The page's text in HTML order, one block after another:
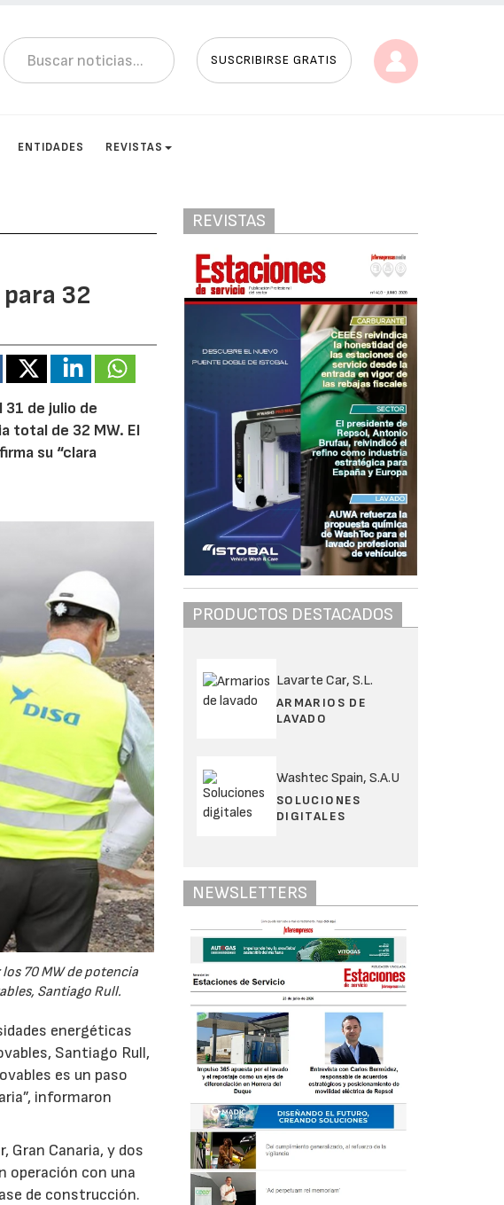
SUSCRIBIRSE GRATIS
ENTIDADES REVISTAS
32
de julio de
total de 32 MW. El
su “clara
70 MW de potencia
Santiago Rull.
energéticas
Santiago Rull,
es un paso
informaron
Gran Canaria, y dos
operación con una
de construcción.
REVISTAS
PRODUCTOS DESTACADOS
Lavarte Car, S.L.
ARMARIOS DE
LAVADO
Washtec Spain, S.A.U
SOLUCIONES
DIGITALES
NEWSLETTERS